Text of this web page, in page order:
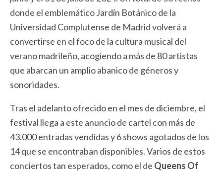
donde el emblemático Jardín Botánico de la
Universidad Complutense de Madrid volverá a
convertirse en el foco de la cultura musical del
verano madrileño, acogiendo a más de 80 artistas
que abarcan un amplio abanico de géneros y
sonoridades.
Tras el adelanto ofrecido en el mes de diciembre, el
festival llega a este anuncio de cartel con más de
43.000 entradas vendidas y 6 shows agotados de los
14 que se encontraban disponibles. Varios de estos
conciertos tan esperados, como el de Queens Of